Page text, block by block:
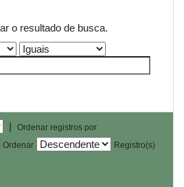
o resultado de busca.
|
Ordenar registros por
Ordenar
Registro(s)